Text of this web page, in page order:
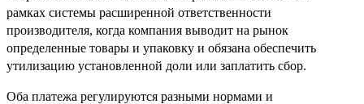
рамках системы расширенной ответственности
производителя, когда компания выводит на рынок
определенные товары и упаковку и обязана обеспечить
утилизацию установленной доли или заплатить сбор.
Оба платежа регулируются разными нормами и